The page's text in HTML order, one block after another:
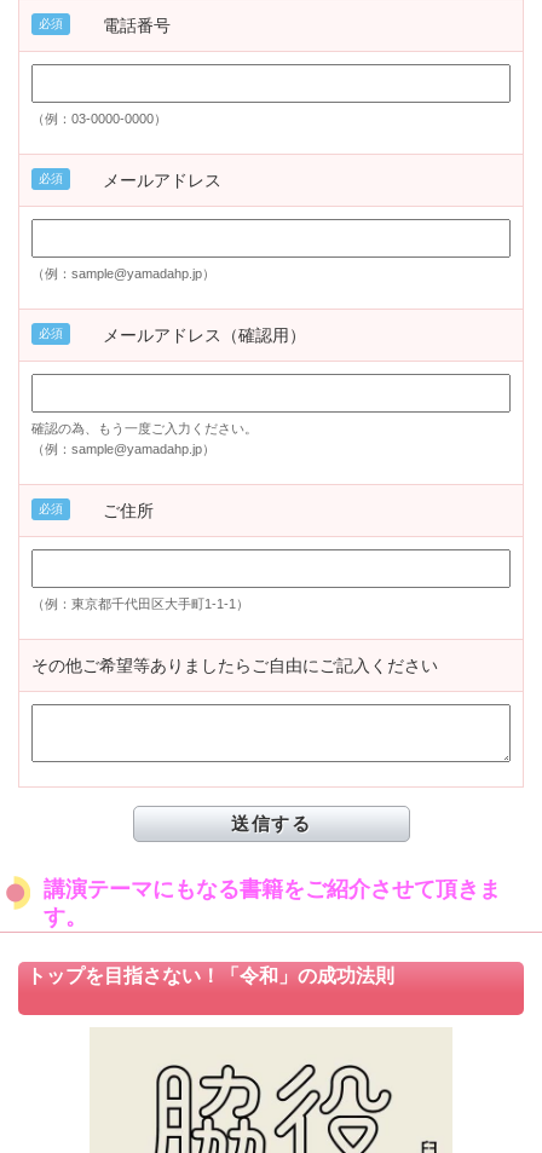
電話番号
必須
（例：03-0000-0000）
メールアドレス
必須
（例：sample@yamadahp.jp）
メールアドレス（確認用）
必須
確認の為、もう一度ご入力ください。
（例：sample@yamadahp.jp）
ご住所
必須
（例：東京都千代田区大手町1-1-1）
その他ご希望等ありましたらご自由にご記入ください
講演テーマにもなる書籍をご紹介させて頂きま
す。
トップを目指さない！「令和」の成功法則